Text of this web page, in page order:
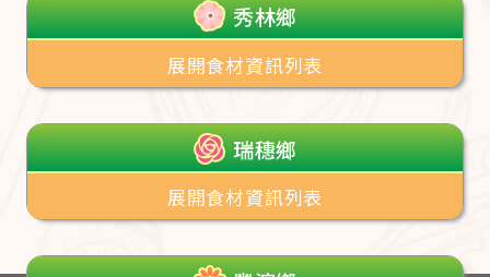
秀林鄉
展開食材資訊列表
瑞穗鄉
展開食材資訊列表